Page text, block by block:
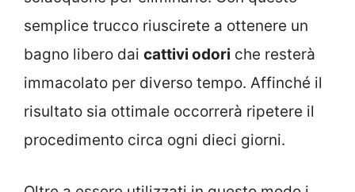
semplice trucco riuscirete a ottenere un
bagno libero dai cattivi odori che resterà
immacolato per diverso tempo. Affinché il
risultato sia ottimale occorrerà ripetere il
procedimento circa ogni dieci giorni.